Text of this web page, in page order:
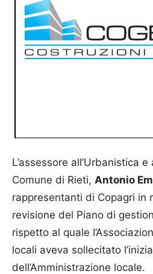
L’assessore all’Urbanistica
Comune di Rieti, Antonio
rappresentanti di Copagri in
revisione del Piano di
rispetto al quale
locali aveva sollecitato
dell’Amministrazione locale.